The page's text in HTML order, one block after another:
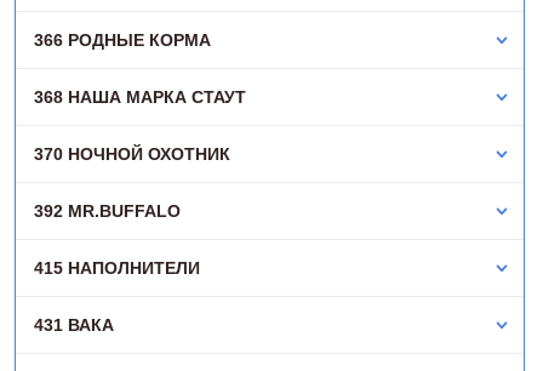
366 РОДНЫЕ КОРМА
368 НАША МАРКА СТАУТ
370 НОЧНОЙ ОХОТНИК
392 MR.BUFFALO
415 НАПОЛНИТЕЛИ
431 ВАКА